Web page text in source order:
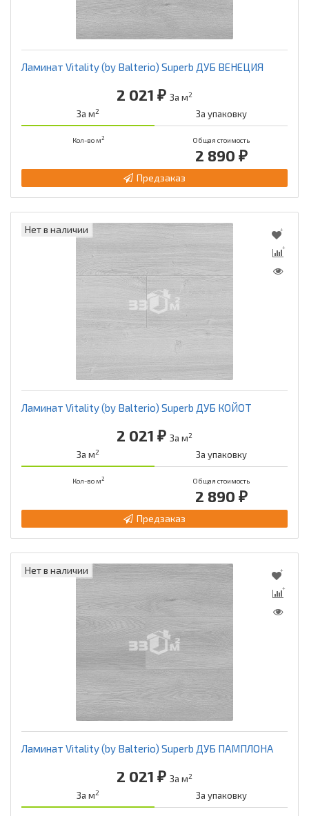
Ламинат Vitality (by Balterio) Superb ДУБ ВЕНЕЦИЯ
2 021 ₽ За м2
За м2 За упаковку
Кол-во м2 Общая стоимость
2 890 ₽
Предзаказ
Нет в наличии
Ламинат Vitality (by Balterio) Superb ДУБ КОЙОТ
2 021 ₽ За м2
За м2 За упаковку
Кол-во м2 Общая стоимость
2 890 ₽
Предзаказ
Нет в наличии
Ламинат Vitality (by Balterio) Superb ДУБ ПАМПЛОНА
2 021 ₽ За м2
За м2 За упаковку